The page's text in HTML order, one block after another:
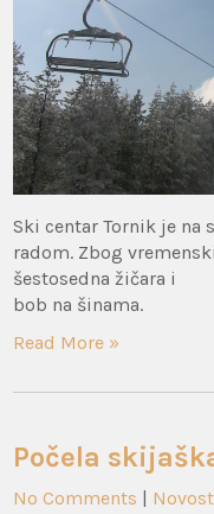
Ski centar Tornik je na
radom. Zbog
šestosedna žičara i
bob na šinama.
Read More »
Počela
No Comments